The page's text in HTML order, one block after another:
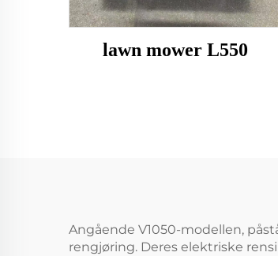
lawn mower L550
Angående V1050-modellen,
rengjøring. Deres elektriske